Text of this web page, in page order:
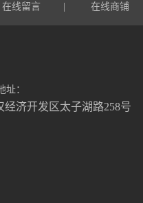
在线留言 在线商铺
址：
经济开发区太子湖路258号